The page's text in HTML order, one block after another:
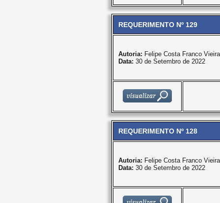
REQUERIMENTO Nº 129
Autoria: Felipe Costa Franco Vieira
Data: 30 de Setembro de 2022
REQUERIMENTO Nº 128
Autoria: Felipe Costa Franco Vieira
Data: 30 de Setembro de 2022